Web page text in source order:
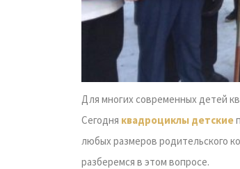
Для многих современных детей
Сегодня квадроциклы детские
любых размеров родительского
разберемся в этом вопросе.